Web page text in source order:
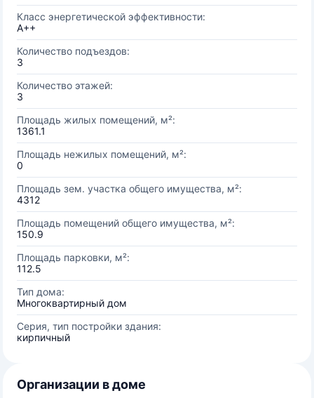
Класс энергетической эффективности:
A++
Количество подъездов:
3
Количество этажей:
3
Площадь жилых помещений, м²:
1361.1
Площадь нежилых помещений, м²:
0
Площадь зем. участка общего имущества, м²:
4312
Площадь помещений общего имущества, м²:
150.9
Площадь парковки, м²:
112.5
Тип дома:
Многоквартирный дом
Серия, тип постройки здания:
кирпичный
Организации в доме